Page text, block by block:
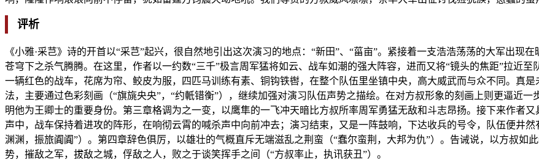
评析
《小雅·采芑》诗的开首以“采芑”起兴，很自然地引出这次演习的地点：“新田”、“菑亩”。紧接着一支浩浩荡荡的大军出现
苍穹下之杀气腾腾。在这里，作者以一约数“三千”极言周军猛将如云、战车如潮的强大阵容，进而又将“镜头的焦距”拉近
一辆红色的战车，花席为帘、鲛皮为服，四匹马训练有素、铜钩铁辔，在整个队伍里坐镇中央，高大威武而与众不同。真
法，主要通过色彩刻画（“旗旐央央”，“约軝错衡”），继续加强对演习队伍声势之描绘。在对方叔形象的刻画上则更逼近
明他为王卿士的重要身份。第三章格调为之一变，以鹰隼的一飞冲天暗比方叔所率周军勇猛无敌和斗志昂扬。接下来作者
声中，战车保持着进攻的阵形，在响彻云霄的喊杀声中向前冲去；演习结束，又是一阵鼓响，下达收兵的号令，队伍便井
渊渊，振旅阗阗”）。第四章辞色俱厉，以雄壮的气概直斥无端滋乱之荆蛮（“蠢尔蛮荆，大邦为仇”）。告诫说，以方叔如
势，摧敌之军，拔敌之城，俘敌之人，败之于谈笑挥手之间（“方叔率止，执讯获丑”）。